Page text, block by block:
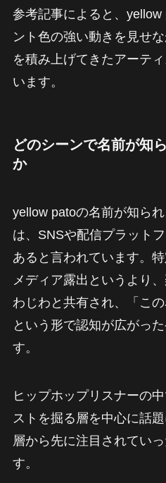
参考記事によると、
ント色の強い動きを見せ
を積み上げてきたアーテ
います。
どのシーンで名前が知
か
yellow patoの名前が知ら
は、SNSや配信プラット
あると言われています。
メディア露出というより
わじわと共有され、「この
という形で認知が広がっ
す。
ヒップホップリスナーの
ストを掘る層を中心に話
層から先に注目されてい
す。